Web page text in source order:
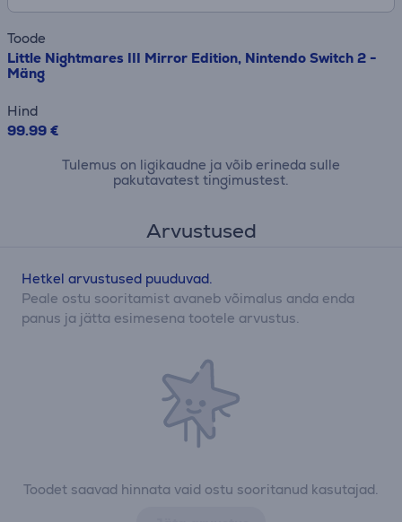
Toode
Little Nightmares III Mirror Edition, Nintendo Switch 2 -
Mäng
Hind
99.99 €
Tulemus on ligikaudne ja võib erineda sulle
pakutavatest tingimustest.
Arvustused
Toodet saavad hinnata vaid ostu sooritanud kasutajad.
Hetkel arvustused puuduvad.
Peale ostu sooritamist avaneb võimalus anda enda
panus ja jätta esimesena tootele arvustus.